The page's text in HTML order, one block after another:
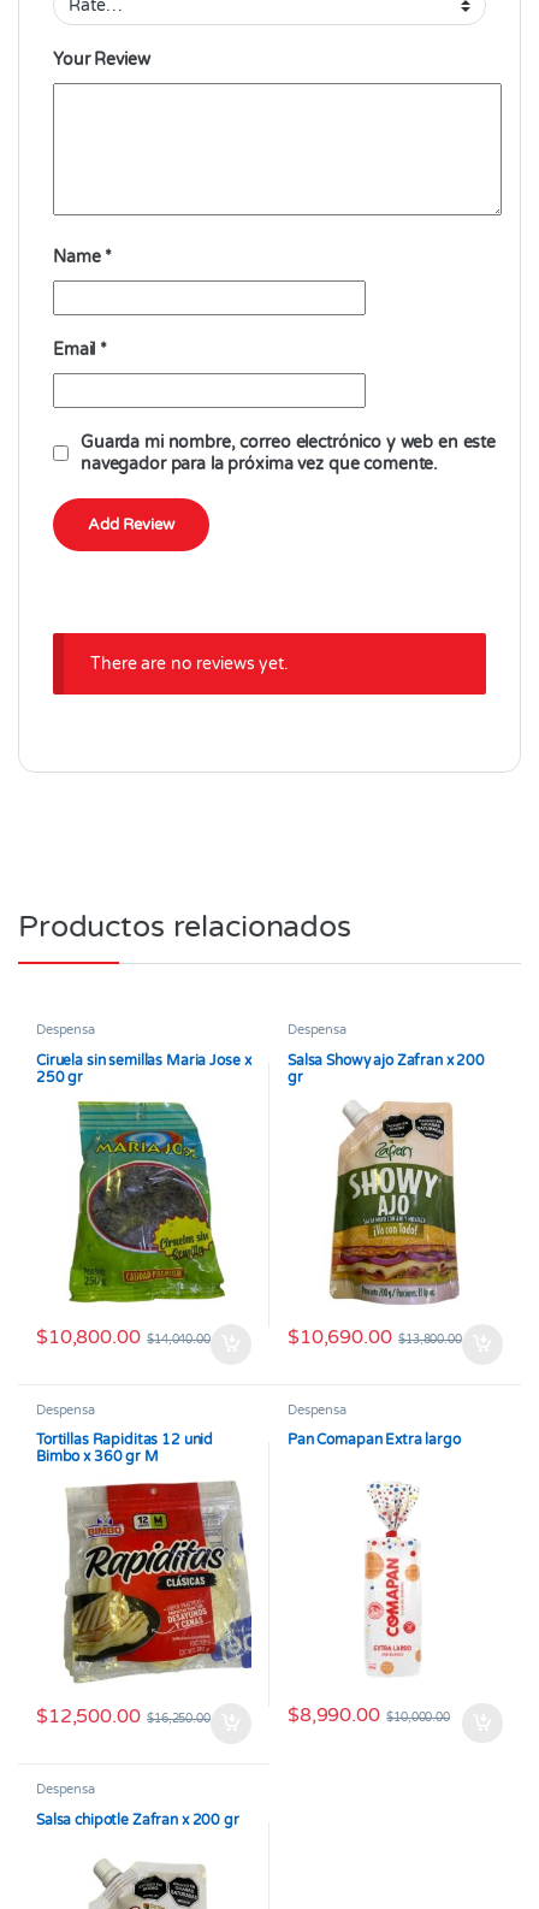
Your Review
Name *
Email *
Guarda mi nombre, correo electrónico y web en este
navegador para la próxima vez que comente.
There are no reviews yet.
Productos relacionados
Despensa
Ciruela sin semillas Maria Jose x
250 gr
$10,800.00 $14,040.00
Despensa
Salsa Showy ajo Zafran x 200
gr
$10,690.00 $13,800.00
Despensa
Tortillas Rapiditas 12 unid
Bimbo x 360 gr M
$12,500.00 $16,250.00
Despensa
Pan Comapan Extra largo
$8,990.00 $10,000.00
Despensa
Salsa chipotle Zafran x 200 gr